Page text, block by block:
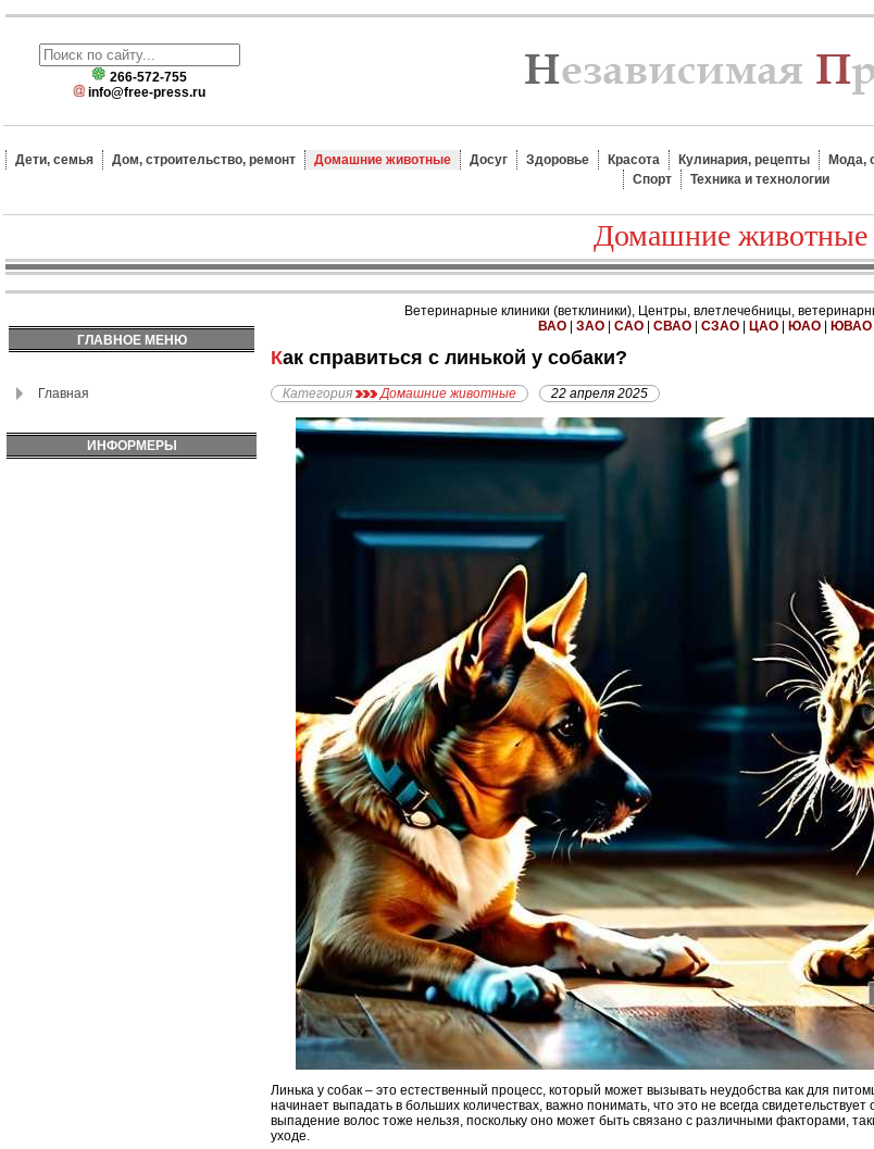
266-572-755
info@free-press.ru
Дети, семья Дом, строительство, ремонт Домашние животные Досуг Здоровье Красота Кулинария, рецепты Мода,
Спорт
Техника и технологии
Домашние животные
ГЛАВНОЕ МЕНЮ
Главная
ИНФОРМЕРЫ
Ветеринарные клиники (ветклиники), Центры, влетлечебницы,
ВАО
ЗАО САО СВАО СЗАО ЦАО ЮАО ЮВАО
Как справиться с линькой у собаки?
Категория Домашние животные 22 апреля 2025
Линька у собак – это естественный процесс, который может вызывать неудобства как для
начинает выпадать в больших количествах, важно понимать, что это не всегда
выпадение волос тоже нельзя, поскольку оно может быть связано с различными факторами,
уходе.